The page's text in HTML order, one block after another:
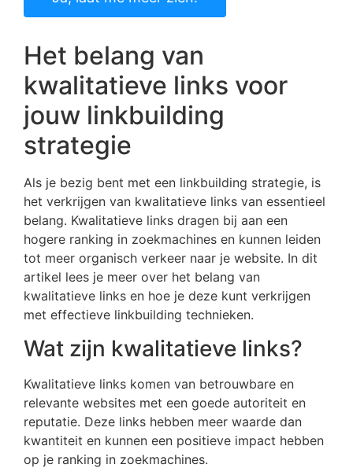
Het belang van
kwalitatieve links voor
jouw linkbuilding
strategie
Als je bezig bent met een linkbuilding strategie, is
het verkrijgen van kwalitatieve links van essentieel
belang. Kwalitatieve links dragen bij aan een
hogere ranking in zoekmachines en kunnen leiden
tot meer organisch verkeer naar je website. In dit
artikel lees je meer over het belang van
kwalitatieve links en hoe je deze kunt verkrijgen
met effectieve linkbuilding technieken.
Wat zijn kwalitatieve links?
Kwalitatieve links komen van betrouwbare en
relevante websites met een goede autoriteit en
reputatie. Deze links hebben meer waarde dan
kwantiteit en kunnen een positieve impact hebben
op je ranking in zoekmachines.